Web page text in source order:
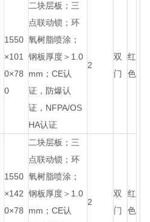
1550
×101
0×78
0
二块层板；三
点联动锁；环
氧树脂喷涂；
钢板厚度＞1.0
mm；CE认
证，防爆认
证，NFPA/OS
HA认证
2
双
门
红
色
1550
×142
0×78
二块层板；三
点联动锁；环
氧树脂喷涂；
钢板厚度＞1.0
mm；CE认
2
双
门
红
色